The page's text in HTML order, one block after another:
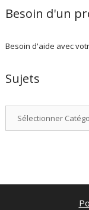
Besoin d'un
Besoin d'aide avec
Sujets